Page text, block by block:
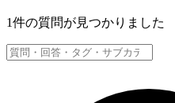
1件の質問が見つかりました